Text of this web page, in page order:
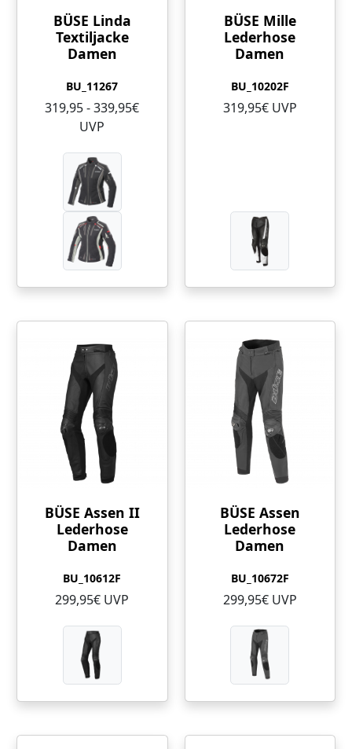
BÜSE Linda
Textiljacke
Damen
BU_11267
319,95 - 339,95€
UVP
BÜSE Mille
Lederhose
Damen
BU_10202F
319,95€ UVP
BÜSE Assen II
Lederhose
Damen
BU_10612F
299,95€ UVP
BÜSE Assen
Lederhose
Damen
BU_10672F
299,95€ UVP